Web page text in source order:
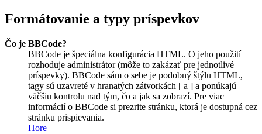
Formátovanie a typy príspevkov
Čo je BBCode?
BBCode je špeciálna konfigurácia HTML. O jeho použití
rozhoduje administrátor (môže to zakázať pre jednotlivé
príspevky). BBCode sám o sebe je podobný štýlu HTML,
tagy sú uzavreté v hranatých zátvorkách [ a ] a ponúkajú
väčšiu kontrolu nad tým, čo a jak sa zobrazí. Pre viac
informácií o BBCode si prezrite stránku, ktorá je dostupná cez
stránku prispievania.
Hore